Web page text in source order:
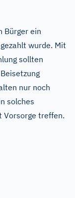
Bürger ein
wurde. Mit
sollten
nur noch
solches
Vorsorge treffen.